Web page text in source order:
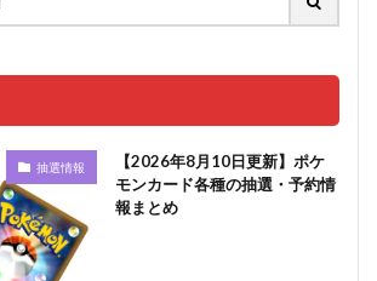
抽選情報
【2026年8月10日更新】ポケ
モンカード各種の抽選・予約情
報まとめ